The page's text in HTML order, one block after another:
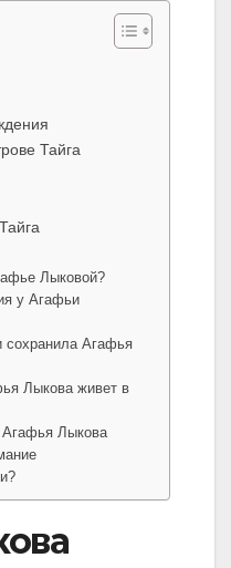
Тайга
Лыковой?
у Агафьи
сохранила Агафья
Лыкова живет в
Агафья Лыкова